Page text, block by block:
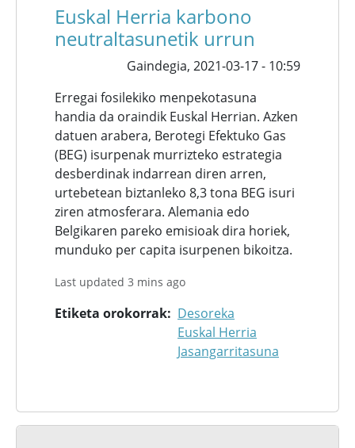
Euskal Herria karbono
neutraltasunetik urrun
Gaindegia, 2021-03-17 - 10:59
Erregai fosilekiko menpekotasuna
handia da oraindik Euskal Herrian. Azken
datuen arabera, Berotegi Efektuko Gas
(BEG) isurpenak murrizteko estrategia
desberdinak indarrean diren arren,
urtebetean biztanleko 8,3 tona BEG isuri
ziren atmosferara. Alemania edo
Belgikaren pareko emisioak dira horiek,
munduko per capita isurpenen bikoitza.
Last updated 3 mins ago
Etiketa orokorrak
Desoreka
Euskal Herria
Jasangarritasuna